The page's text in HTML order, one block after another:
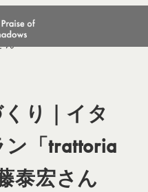
イタリアンレストラン
ん
り｜イタ
「trattoria
泰宏さん